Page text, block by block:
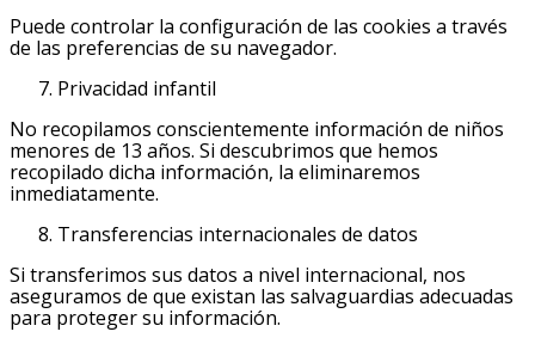
Puede controlar la configuración de las cookies a través
de las preferencias de su navegador.
Privacidad infantil
No recopilamos conscientemente información de niños
menores de 13 años. Si descubrimos que hemos
recopilado dicha información, la eliminaremos
inmediatamente.
Transferencias internacionales de datos
Si transferimos sus datos a nivel internacional, nos
aseguramos de que existan las salvaguardias adecuadas
para proteger su información.